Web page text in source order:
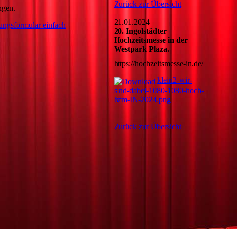
einfach
Zurück zur Übersicht
21.01.2024
20. Ingolstädter
Hochzeitsmesse in der
Westpark Plaza.
https://hochzeitsmesse-in.de/
klein2-wir-
sind-dabei-1080-1080-hoch-
hzm-IN-2024.png
Zurück zur Übersicht